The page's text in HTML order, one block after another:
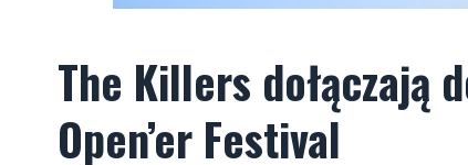
The Killers dołączają
Open’er Festival